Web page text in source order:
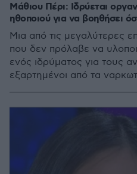
Μάθιου Πέρι: Ιδρύεται
ηθοποιού για να βοηθήσει
Μια από τις μεγαλύτερες
που δεν πρόλαβε να
ενός ιδρύματος για τους
εξαρτημένοι από τα